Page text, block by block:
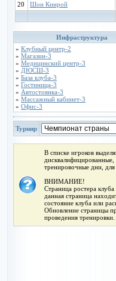
20
Шон Кинрой
Инфраструктура
» Клубный центр-2
» Магазин-3
» Медицинский центр-3
» ДЮСШ-3
» База клуба-3
» Гостиница-3
» Автостоянка-3
» Массажный кабинет-3
» Офис-3
Турнир
В списке игроков
тренировочные дни,
ВНИМАНИЕ!
Страница ростера
данная страница
состояние клуба или
Обновление страницы
проведения тренировки.